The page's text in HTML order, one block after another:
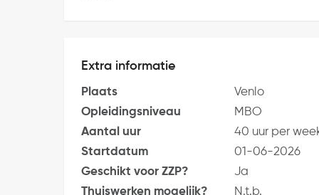
Extra informatie
Plaats
Venlo
Opleidingsniveau
MBO
Aantal uur
40 uur per
Startdatum
01-06-2026
Geschikt voor ZZP?
Ja
Thuiswerken mogelijk?
N.t.b.